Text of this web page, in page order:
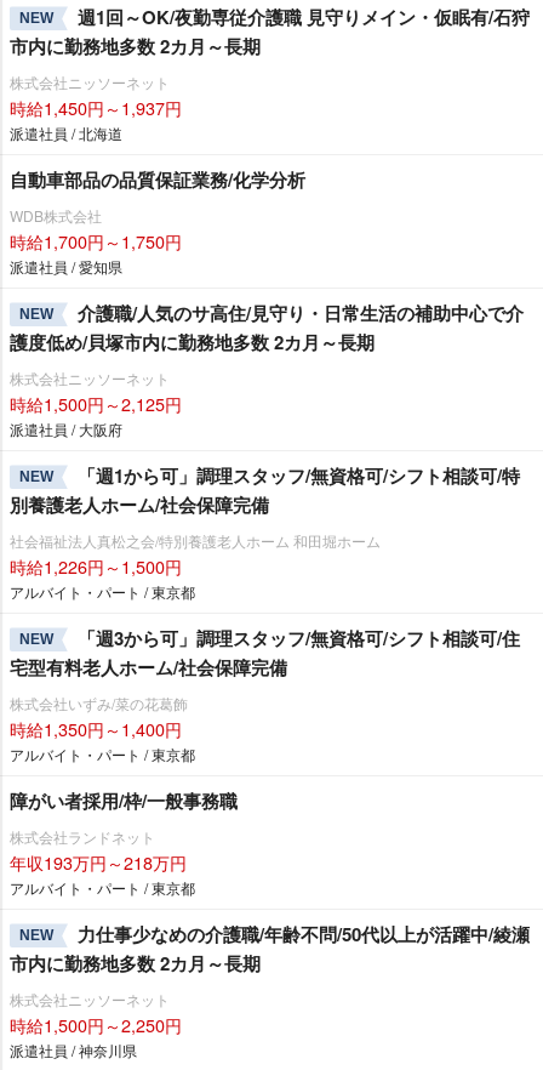
NEW
週1回～OK/夜勤専従介護職 見守りメイン・仮眠有/石狩
市内に勤務地多数 2カ月～長期
株式会社ニッソーネット
時給1,450円～1,937円
派遣社員 / 北海道
自動車部品の品質保証業務/化学分析
WDB株式会社
時給1,700円～1,750円
派遣社員 / 愛知県
NEW
介護職/人気のサ高住/見守り・日常生活の補助中心で介
護度低め/貝塚市内に勤務地多数 2カ月～長期
株式会社ニッソーネット
時給1,500円～2,125円
派遣社員 / 大阪府
NEW
「週1から可」調理スタッフ/無資格可/シフト相談可/特
別養護老人ホーム/社会保障完備
社会福祉法人真松之会/特別養護老人ホーム 和田堀ホーム
時給1,226円～1,500円
アルバイト・パート / 東京都
NEW
「週3から可」調理スタッフ/無資格可/シフト相談可/住
宅型有料老人ホーム/社会保障完備
株式会社いずみ/菜の花葛飾
時給1,350円～1,400円
アルバイト・パート / 東京都
障がい者採用/枠/一般事務職
株式会社ランドネット
年収193万円～218万円
アルバイト・パート / 東京都
NEW
力仕事少なめの介護職/年齢不問/50代以上が活躍中/綾瀬
市内に勤務地多数 2カ月～長期
株式会社ニッソーネット
時給1,500円～2,250円
派遣社員 / 神奈川県